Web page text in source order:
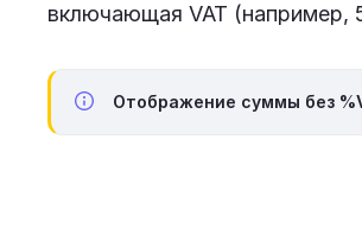
включающая VAT (например,
Отображение суммы без